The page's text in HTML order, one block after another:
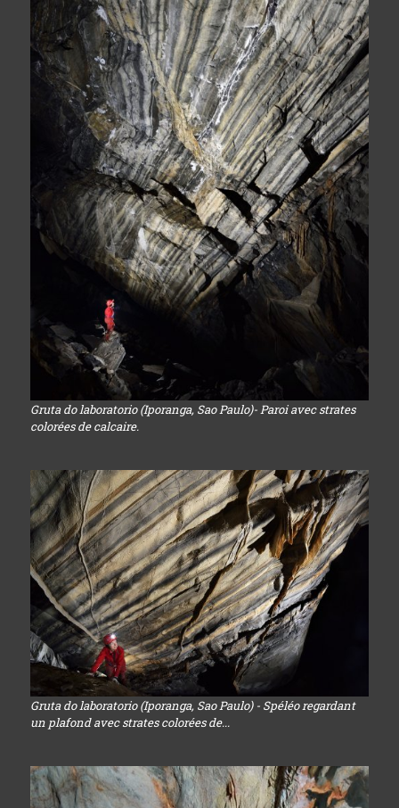
Gruta do laboratorio (Iporanga, Sao Paulo)- Paroi avec strates
colorées de calcaire.
Gruta do laboratorio (Iporanga, Sao Paulo) - Spéléo regardant
un plafond avec strates colorées de...